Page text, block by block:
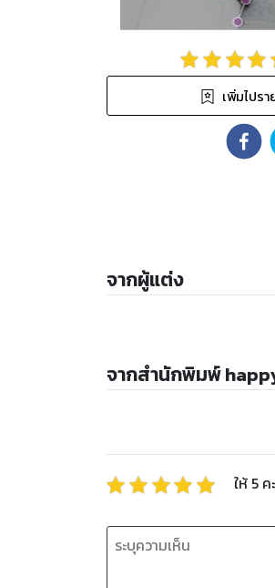
เพิ่มไปร
จากผู้แต่ง
จากสำนักพิมพ์
ให้ 5 ค